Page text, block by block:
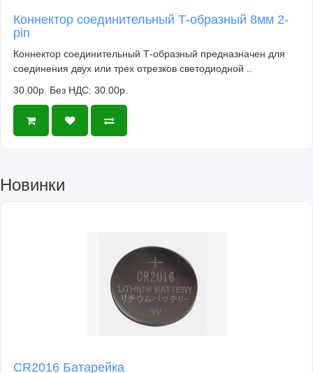
Коннектор соединительный Т-образный 8мм 2-
pin
Коннектор соединительный Т-образный предназначен для
соединения двух или трех отрезков светодиодной ..
30.00р. Без НДС: 30.00р.
Новинки
CR2016 Батарейка